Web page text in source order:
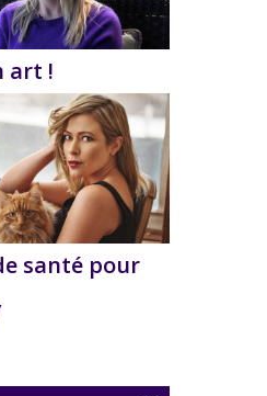
art !
santé pour